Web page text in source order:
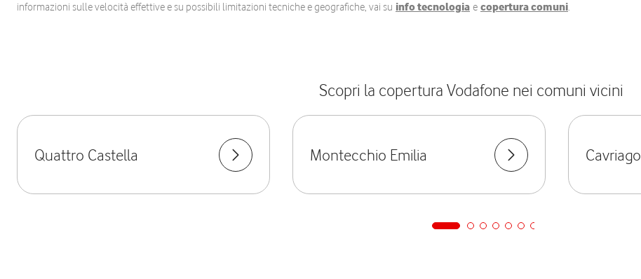
informazioni sulle velocità effettive e su possibili limitazioni tecniche e geografiche, vai su info tecnologia e copertura comuni.
Scopri la copertura Vodafone nei comuni vicini
Quattro Castella Montecchio Emilia Cavriago